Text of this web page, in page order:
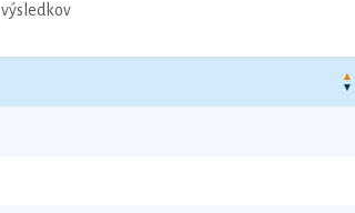
výsledkov